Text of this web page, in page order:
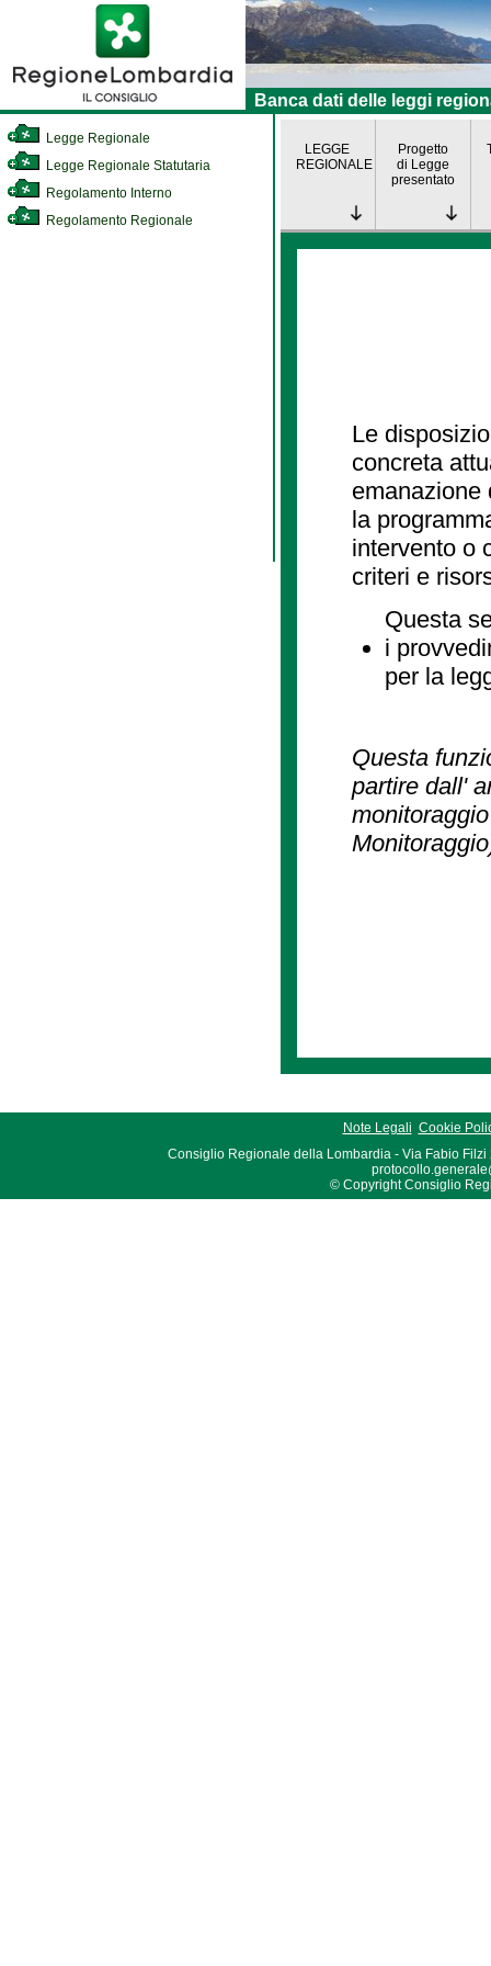
Banca dati delle leggi
Legge Regionale
Legge Regionale Statutaria
Regolamento Interno
Regolamento Regionale
LEGGE
REGIONALE
Progetto
di Legge
presentato
Le
concreta
emanazione
la
intervento o
criteri e
Questa
i
per la
Questa
partire dall'
Note Legali Cookie
Consiglio Regionale della Lombardia - Via Fabio Filzi
© Copyright Consiglio